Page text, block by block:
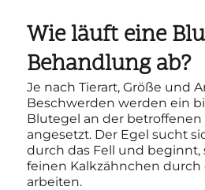
Wie läuft eine
Behandlung ab?
Je nach Tierart, Größe und
Beschwerden werden ein
Blutegel an der betroffenen
angesetzt. Der Egel sucht
durch das Fell und beginnt,
feinen Kalkzähnchen durch
arbeiten.